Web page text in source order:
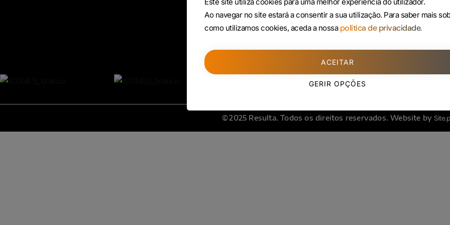
225 432 051
(Custo de uma chamada para rede fixa)
© 2025 Resulta. Todos os direitos reservados. Website by
Ao navegar no site estará a consentir a sua utilização. Para saber mais
como utilizamos cookies, aceda a nossa política de privacidade.
ACEITAR
GERIR OPÇÕES